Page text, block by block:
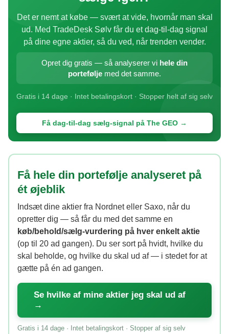
Det er nemt at købe — svært at vide, hvornår man skal
ud. Med TradeDesk Sølv får du et dag-til-dag signal
på dine egne aktier, så du ved, når trenden vender.
Opret dig gratis — så analyserer vi hele din
portefølje med det samme.
Gratis i 14 dage · Intet betalingskort · Stopper helt af sig selv
Få dag-til-dag sælg-signal på The GEO →
Få hele din portefølje analyseret på
ét øjeblik
Indsæt dine aktier fra Nordnet eller Saxo, når du
opretter dig — så får du med det samme en
køb/behold/sælg-vurdering på hver enkelt aktie
(op til 20 ad gangen). Du ser sort på hvidt, hvilke du
skal beholde, og hvilke du skal ud af — i stedet for at
gætte på én ad gangen.
Se hvilke af mine aktier jeg skal ud af
→
Gratis i 14 dage · Intet betalingskort · Stopper af sig selv